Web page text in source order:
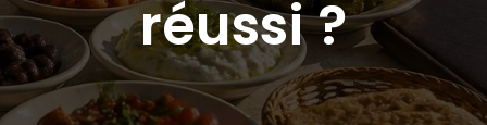
réussi ?